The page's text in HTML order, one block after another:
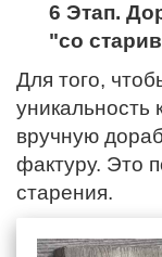
6 Этап.
"со
Для того,
уникальность
вручную
фактуру. Это
старения.